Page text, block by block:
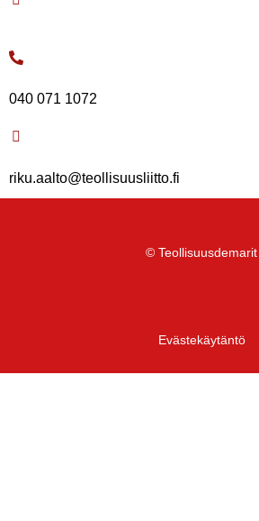
040 071 1072
riku.aalto@teollisuusliitto.fi
© Teollisuusdemarit
Evästekäytäntö